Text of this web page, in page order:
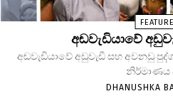
අඬවැඩියාවේ
අඬවැඩියාවේ අඩුවැඩි සහ අවනඩු
නිර්මාණය
DHANUSHKA